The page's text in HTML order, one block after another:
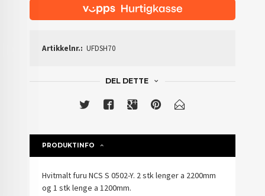
Artikkelnr.: UFDSH70
DEL DETTE
PRODUKTINFO
Hvitmalt furu NCS S 0502-Y. 2 stk lenger a 2200mm
og 1 stk lenge a 1200mm.